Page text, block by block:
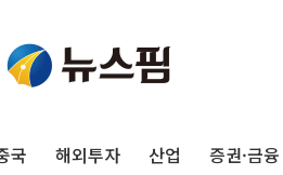
국 해외투자 산업 증권·금융
포항시 재난예산 40억 긴급 투
울진·영덕 '호우특보'-포항 '
인천 합동연설회 나선 송영길·